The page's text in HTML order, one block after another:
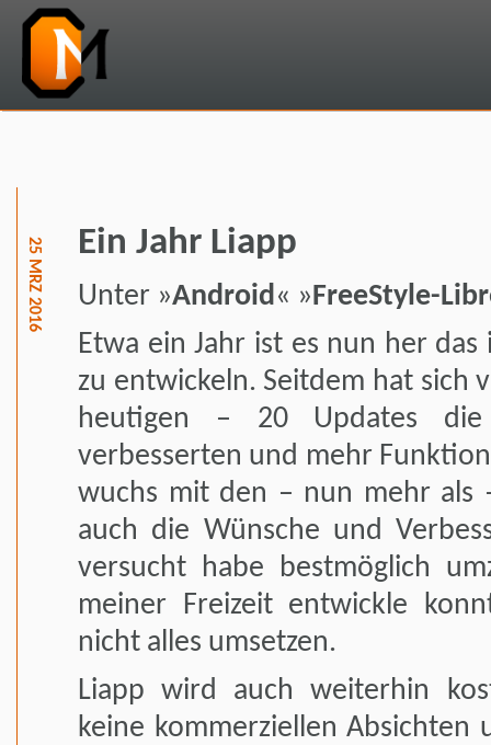
25 MRZ 2016 Ein Jahr Liapp
Unter »Android« »FreeStyle-
Etwa ein Jahr ist es nun her
zu entwickeln. Seitdem hat sich
heutigen – 20 Updates
verbesserten und mehr
wuchs mit den – nun mehr als
auch die Wünsche und
versucht habe bestmöglich
meiner Freizeit entwickle
nicht alles umsetzen.
Liapp wird auch weiterhin
keine kommerziellen